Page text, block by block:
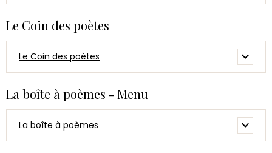
Le Coin des poètes
Le Coin des poètes
La boîte à poèmes - Menu
La boîte à poèmes